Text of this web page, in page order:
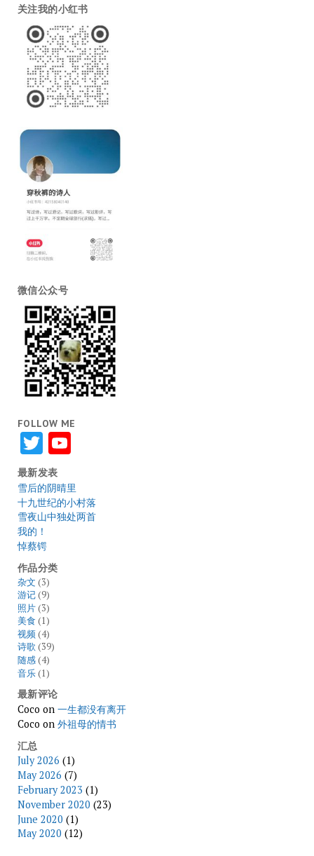
关注我的小红书
微信公众号
FOLLOW ME
TwitterYouTube
最新发表
雪后的阴晴里
十九世纪的小村落
雪夜山中独处两首
我的！
悼蔡锷
作品分类
杂文 (3)
游记(9)
照片(3)
美食 (1)
视频(4)
诗歌(39)
随感(4)
音乐(1)
最新评论
Coco on 一生都没有离开
Coco on 外祖母的情书
汇总
July 2026 (1)
May 2026 (7)
February 2023 (1)
November 2020 (23)
June 2020 (1)
May 2020 (12)